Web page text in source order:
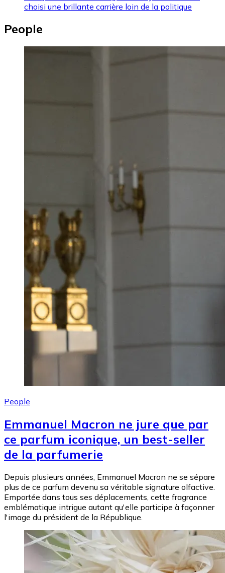
choisi une brillante carrière loin de la politique
People
People
Emmanuel Macron ne jure que par
ce parfum iconique, un best-seller
de la parfumerie
Depuis plusieurs années, Emmanuel Macron ne se sépare
plus de ce parfum devenu sa véritable signature olfactive.
Emportée dans tous ses déplacements, cette fragrance
emblématique intrigue autant qu'elle participe à façonner
l'image du président de la République.
Image